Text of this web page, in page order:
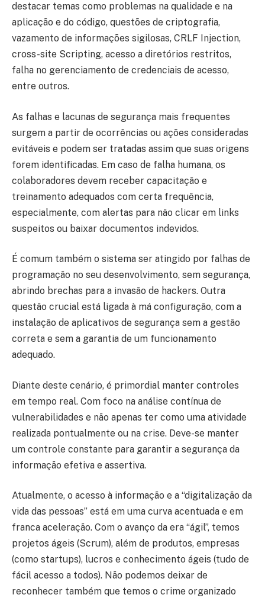
destacar temas como problemas na qualidade e na
aplicação e do código, questões de criptografia,
vazamento de informações sigilosas, CRLF Injection,
cross-site Scripting, acesso a diretórios restritos,
falha no gerenciamento de credenciais de acesso,
entre outros.
As falhas e lacunas de segurança mais frequentes
surgem a partir de ocorrências ou ações consideradas
evitáveis e podem ser tratadas assim que suas origens
forem identificadas. Em caso de falha humana, os
colaboradores devem receber capacitação e
treinamento adequados com certa frequência,
especialmente, com alertas para não clicar em links
suspeitos ou baixar documentos indevidos.
É comum também o sistema ser atingido por falhas de
programação no seu desenvolvimento, sem segurança,
abrindo brechas para a invasão de hackers. Outra
questão crucial está ligada à má configuração, com a
instalação de aplicativos de segurança sem a gestão
correta e sem a garantia de um funcionamento
adequado.
Diante deste cenário, é primordial manter controles
em tempo real. Com foco na análise contínua de
vulnerabilidades e não apenas ter como uma atividade
realizada pontualmente ou na crise. Deve-se manter
um controle constante para garantir a segurança da
informação efetiva e assertiva.
Atualmente, o acesso à informação e a “digitalização da
vida das pessoas” está em uma curva acentuada e em
franca aceleração. Com o avanço da era “ágil”, temos
projetos ágeis (Scrum), além de produtos, empresas
(como startups), lucros e conhecimento ágeis (tudo de
fácil acesso a todos). Não podemos deixar de
reconhecer também que temos o crime organizado